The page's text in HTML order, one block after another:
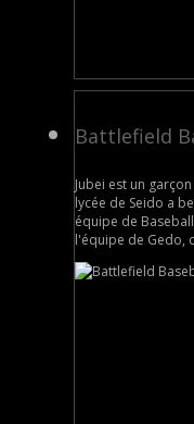
Battlefield
Jubei est un
lycée de Seido a
équipe de
l'équipe de Gedo,